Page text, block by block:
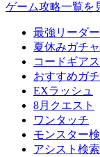
ゲーム攻略一覧を
最強リーダー
夏休みガチャ
コードギアス
おすすめガ
EXラッシュ
8月クエスト
ワンタッチ
モンスター
アシスト検索